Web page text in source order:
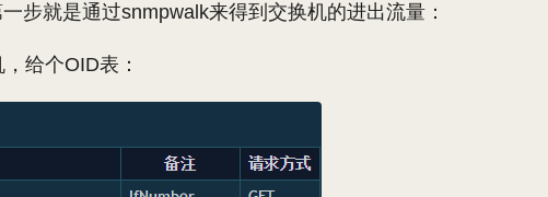
步就是通过snmpwalk来得到交换机的进出流量：
给个OID表：